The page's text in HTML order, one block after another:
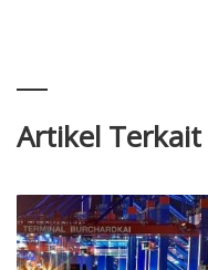
Artikel Terkait